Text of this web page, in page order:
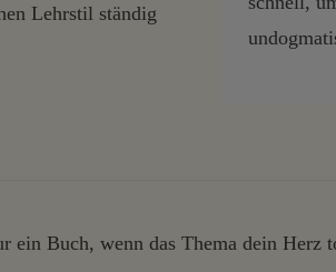
Lehrstil ständig
ein Buch, wenn das Thema dein Herz